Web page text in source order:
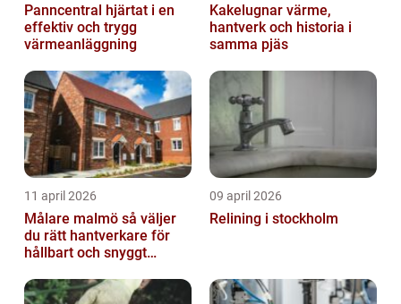
Panncentral hjärtat i en
effektiv och trygg
värmeanläggning
Kakelugnar värme,
hantverk och historia i
samma pjäs
11 april 2026
Målare malmö så väljer
du rätt hantverkare för
hållbart och snyggt
09 april 2026
Relining i stockholm